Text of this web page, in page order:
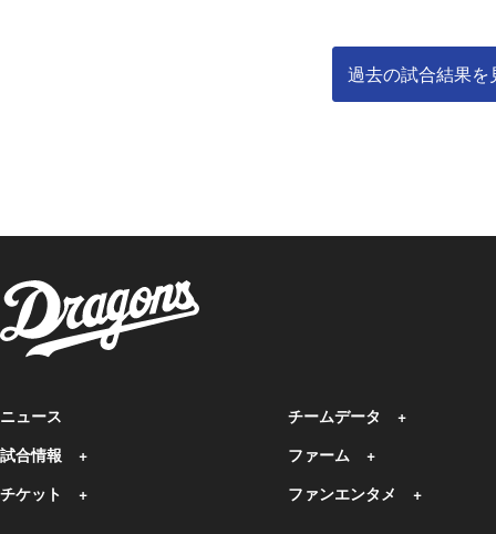
過去の試合結果
ニュース
試合情報
チケット
チームデータ
ファーム
ファンエンタメ